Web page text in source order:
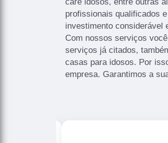
profissionais qualificados
investimento considerável
Com nossos serviços
serviços já citados,
casas para idosos. Por
empresa. Garantimos a